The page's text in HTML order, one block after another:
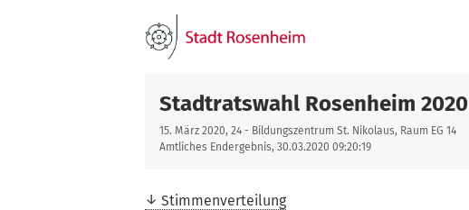
Stadtratswahl Rosenheim 2020
15. März 2020, 24 - Bildungszentrum St. Nikolaus, Raum EG 14
Amtliches Endergebnis, 30.03.2020 09:20:19
Stimmenverteilung